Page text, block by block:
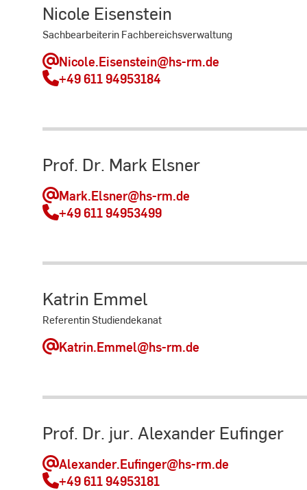
Nicole Eisenstein
Sachbearbeiterin Fachbereichsverwaltung
Nicole.Eisenstein@hs-rm.de
+49 611 94953184
Prof. Dr. Mark Elsner
Mark.Elsner@hs-rm.de
+49 611 94953499
Katrin Emmel
Referentin Studiendekanat
Katrin.Emmel@hs-rm.de
Prof. Dr. jur. Alexander Eufinger
Alexander.Eufinger@hs-rm.de
+49 611 94953181